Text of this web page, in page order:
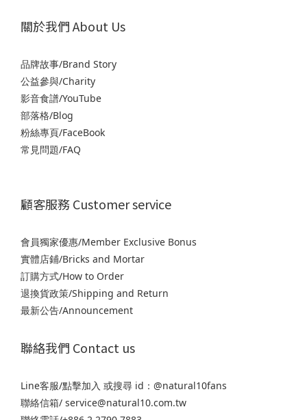
關於我們 About Us
品牌故事/Brand Story
公益參與/Charity
影音食譜/YouTube
部落格/Blog
粉絲專頁/FaceBook
常見問題/FAQ
顧客服務 Customer service
會員獨家優惠/Member Exclusive Bonus
實體店鋪/Bricks and Mortar
訂購方式/How to Order
退換貨政策/Shipping and Return
最新公告/Announcement
聯絡我們 Contact us
Line客服/點擊加入 或搜尋 id：@natural10fans
聯絡信箱/ service@natural10.com.tw